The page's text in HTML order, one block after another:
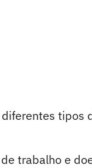
tipos
trabalho e